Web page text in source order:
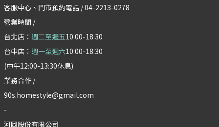
客服中心、門市預約電話 / 04-2213-0278
營業時間 /
台北店： 週二至週五10:00-18:30
台中店： 週一至週六10:00-18:30
(中午12:00-13:30休息)
業務合作 /
90s.homestyle@gmail.com
-
河岡股份有限公司